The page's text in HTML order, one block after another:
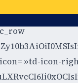
»td-icon-